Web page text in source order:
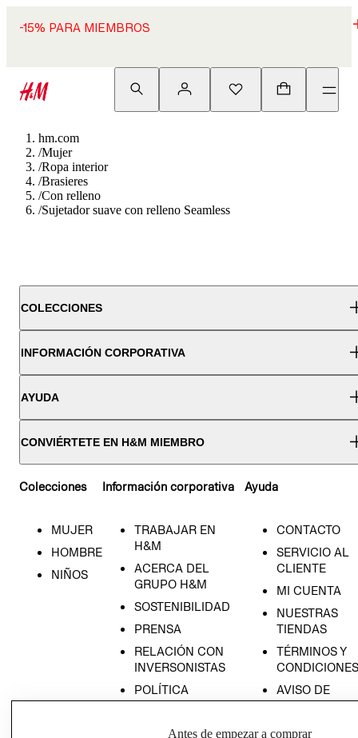
-15% PARA MIEMBROS
hm.com
/Mujer
/Ropa interior
/Brasieres
/Con relleno
/Sujetador suave con relleno Seamless
COLECCIONES
INFORMACIÓN CORPORATIVA
AYUDA
CONVIÉRTETE EN H&M MIEMBRO
Colecciones
MUJER
HOMBRE
NIÑOS
Información corporativa
TRABAJAR EN
H&M
ACERCA DEL
GRUPO H&M
SOSTENIBILIDAD
PRENSA
RELACIÓN CON
INVERSONISTAS
POLÍTICA
EMPRESARIAL
Ayuda
CONTACTO
SERVICIO AL
CLIENTE
MI CUENTA
NUESTRAS
TIENDAS
TÉRMINOS Y
CONDICIONES
AVISO DE
PRIVACIDAD
Antes de empezar a comprar